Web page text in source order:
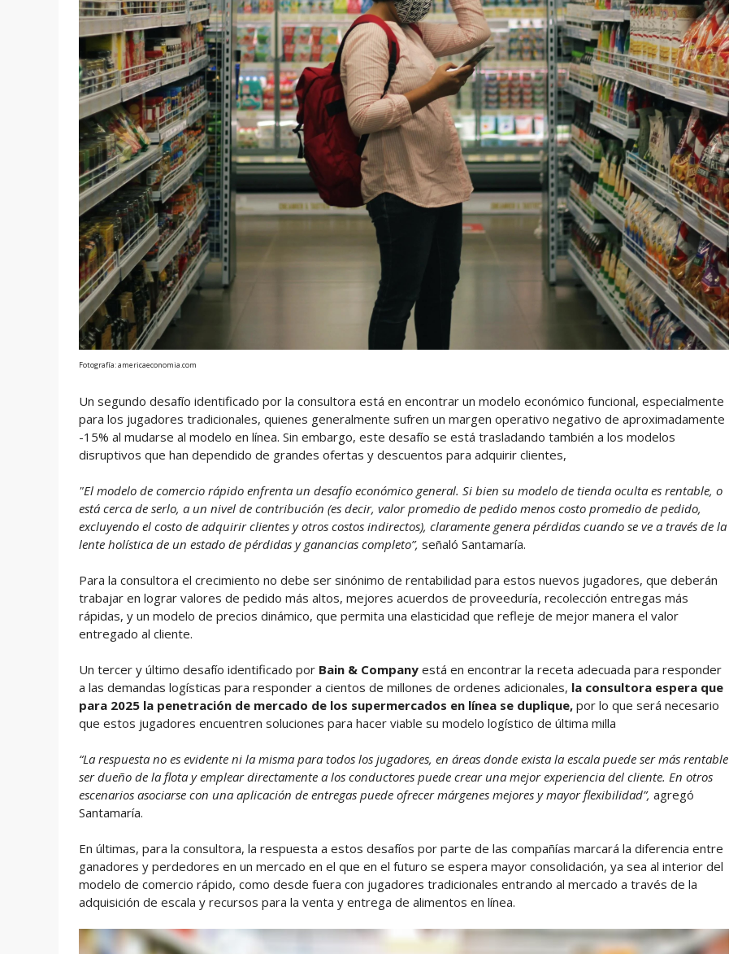
Fotografía: americaeconomia.com
Un segundo desafío identificado por la consultora está en encontrar un modelo económico funcional, especialmente
para los jugadores tradicionales, quienes generalmente sufren un margen operativo negativo de aproximadamente
-15% al mudarse al modelo en línea. Sin embargo, este desafío se está trasladando también a los modelos
disruptivos que han dependido de grandes ofertas y descuentos para adquirir clientes,
"El modelo de comercio rápido enfrenta un desafío económico general. Si bien su modelo de tienda oculta es rentable, o
está cerca de serlo, a un nivel de contribución (es decir, valor promedio de pedido menos costo promedio de pedido,
excluyendo el costo de adquirir clientes y otros costos indirectos), claramente genera pérdidas cuando se ve a través de la
lente holística de un estado de pérdidas y ganancias completo”, señaló Santamaría.
Para la consultora el crecimiento no debe ser sinónimo de rentabilidad para estos nuevos jugadores, que deberán
trabajar en lograr valores de pedido más altos, mejores acuerdos de proveeduría, recolección entregas más
rápidas, y un modelo de precios dinámico, que permita una elasticidad que refleje de mejor manera el valor
entregado al cliente.
Un tercer y último desafío identificado por Bain & Company está en encontrar la receta adecuada para responder
a las demandas logísticas para responder a cientos de millones de ordenes adicionales, la consultora espera que
para 2025 la penetración de mercado de los supermercados en línea se duplique, por lo que será necesario
que estos jugadores encuentren soluciones para hacer viable su modelo logístico de última milla
“La respuesta no es evidente ni la misma para todos los jugadores, en áreas donde exista la escala puede ser más rentable
ser dueño de la flota y emplear directamente a los conductores puede crear una mejor experiencia del cliente. En otros
escenarios asociarse con una aplicación de entregas puede ofrecer márgenes mejores y mayor flexibilidad”, agregó
Santamaría.
En últimas, para la consultora, la respuesta a estos desafíos por parte de las compañías marcará la diferencia entre
ganadores y perdedores en un mercado en el que en el futuro se espera mayor consolidación, ya sea al interior del
modelo de comercio rápido, como desde fuera con jugadores tradicionales entrando al mercado a través de la
adquisición de escala y recursos para la venta y entrega de alimentos en línea.